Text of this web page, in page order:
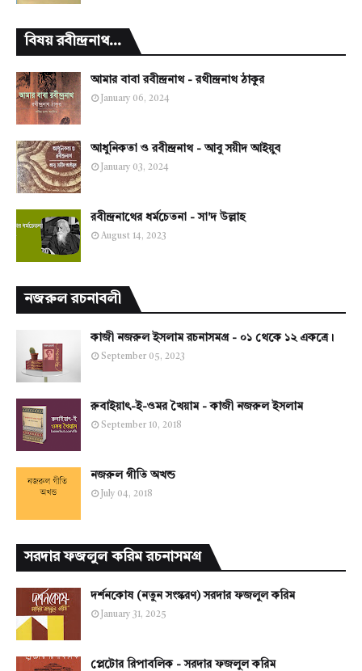
বিষয় রবীন্দ্রনাথ...
আমার বাবা রবীন্দ্রনাথ - রথীন্দ্রনাথ ঠাকুর
January 06, 2024
আধুনিকতা ও রবীন্দ্রনাথ - আবু সয়ীদ আইয়ুব
January 03, 2024
রবীন্দ্রনাথের ধর্মচেতনা - সা'দ উল্লাহ
August 14, 2023
নজরুল রচনাবলী
কাজী নজরুল ইসলাম রচনাসমগ্র - ০১ থেকে ১২ একত্রে।
September 05, 2023
রুবাইয়াৎ-ই-ওমর খৈয়াম - কাজী নজরুল ইসলাম
September 10, 2018
নজরুল গীতি অখন্ড
July 04, 2018
সরদার ফজলুল করিম রচনাসমগ্র
দর্শনকোষ (নতুন সংস্করণ) সরদার ফজলুল করিম
January 31, 2025
প্লেটোর রিপাবলিক - সরদার ফজলুল করিম